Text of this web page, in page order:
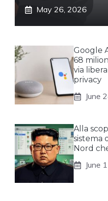
May 26, 2026
Google
68
via
privacy
June
Alla
sistema
Nord
June